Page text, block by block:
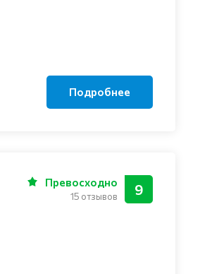
Подробнее
9
Превосходно
15 отзывов